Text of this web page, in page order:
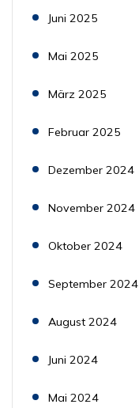
Juni 2025
Mai 2025
März 2025
Februar 2025
Dezember 2024
November 2024
Oktober 2024
September 2024
August 2024
Juni 2024
Mai 2024